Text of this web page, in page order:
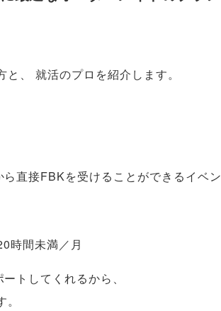
と 、 就活のプロを紹介します。
直接FBKを受けることができるイベン
時間未満／月
トしてくれるから 、
。